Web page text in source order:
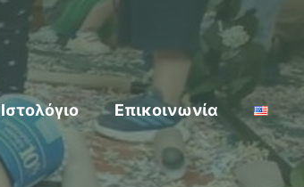
Ιστολόγιο Επικοινωνία